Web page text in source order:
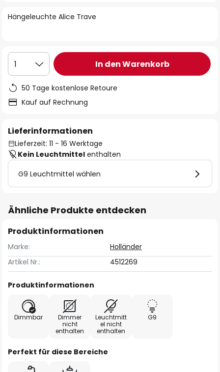
Hängeleuchte Alice Trave
1 In den Warenkorb
50 Tage kostenlose Retoure
Kauf auf Rechnung
Lieferinformationen
Lieferzeit: 11 - 16 Werktage
Kein Leuchtmittel enthalten
G9 Leuchtmittel wählen
Ähnliche Produkte entdecken
Produktinformationen
Marke:
Holländer
Artikel Nr.:
4512269
Produktinformationen
Dimmbar
Dimmer
nicht
enthalten
Leuchtmitt
el nicht
enthalten
G9
Perfekt für diese Bereiche